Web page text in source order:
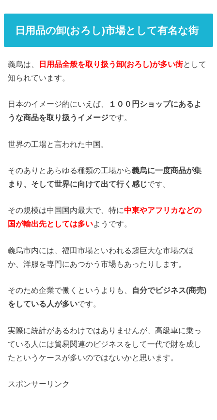
日用品の卸(おろし)市場として有名な街
義烏は、 日用品全般を取り扱う卸(おろし)が多い街として
知られています。
日本のイメージ的にいえば、
１００円ショップにあるよ
うな商品を取り扱うイメージです。
世界の工場と言われた中国。
そのありとあらゆる種類の工場から義烏に一度商品が集
まり、そして世界に向けて出て行く感じです。
その規模は中国国内最大で、特に中東やアフリカなどの
国が輸出先としては多いようです。
義烏市内には、福田市場といわれる超巨大な市場のほ
か、洋服を専門にあつかう市場もあったりします。
そのため企業で働くというよりも、 自分でビジネス(商売)
をしている人が多いです。
実際に統計があるわけではありませんが、高級車に乗っ
ている人には貿易関連のビジネスをして一代で財を成し
たというケースが多いのではないかと思います。
スポンサーリンク